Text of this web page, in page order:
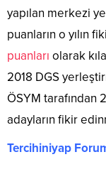
yapılan merkezi
puanların o yılın
puanları olarak
2018 DGS
ÖSYM tarafından
adayların fikir
Tercihiniyap